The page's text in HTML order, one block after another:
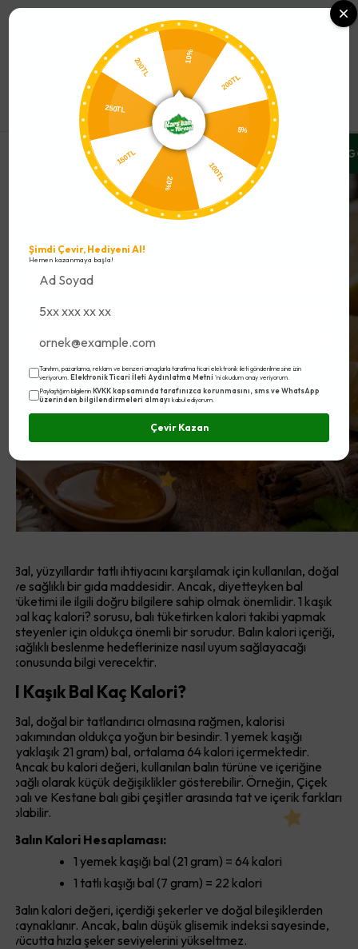
0
%10 İNDİRİMLE YAKALA ÜCRETSİZ SOĞUK ZİNCİR
1 Kaşık Bal Kaç
Kalori? Balın
Diyetteki Yeri
Bal, yüzyıllardır tatlı ihtiyacını karşılamak için kullanılan, doğal
ve sağlıklı bir gıda maddesidir. Ancak, diyetteyken bal
tüketimi ile ilgili doğru bilgilere sahip olmak önemlidir. 1 kaşık
bal kaç kalori? sorusu, balı tüketirken kalori takibi yapmak
isteyenler için oldukça önemli bir sorudur. Balın kalori içeriği,
sağlıklı beslenme hedeflerinize nasıl uyum sağlayacağı
konusunda bilgi verecektir.
1 Kaşık Bal Kaç Kalori?
Bal, doğal bir tatlandırıcı olmasına rağmen, kalorisi
bakımından oldukça yoğun bir besindir. 1 yemek kaşığı
(yaklaşık 21 gram) bal, ortalama 64 kalori içermektedir.
Ancak bu kalori değeri, kullanılan balın türüne ve içeriğine
bağlı olarak küçük değişiklikler gösterebilir. Örneğin, Çiçek
balı ve Kestane balı gibi çeşitler arasında tat ve içerik farkları
olabilir.
Balın Kalori Hesaplaması:
1 yemek kaşığı bal (21 gram) = 64 kalori
1 tatlı kaşığı bal (7 gram) = 22 kalori
Balın kalori değeri, içerdiği şekerler ve doğal bileşiklerden
kaynaklanır. Ancak, balın düşük glisemik indeksi sayesinde,
vücutta hızla şeker seviyelerini yükseltmez.
10%
200TL
5%
100TL
20%
150TL
250TL
200TL
Şimdi Çevir, Hediyeni Al!
Hemen kazanmaya başla!
Tanıtım, pazarlama, reklam ve benzeri amaçlarla tarafıma ticari elektronik ileti gönderilmesine izin
veriyorum. Elektronik Ticari İleti Aydınlatma Metni 'ni okudum onay veriyorum.
Paylaştığım bilgilerin KVKK kapsamında tarafınızca korunmasını, sms ve WhatsApp
üzerinden bilgilendirmeleri almayı kabul ediyorum.
Çevir Kazan